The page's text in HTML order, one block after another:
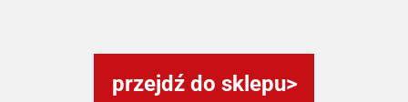
przejdź do sklepu